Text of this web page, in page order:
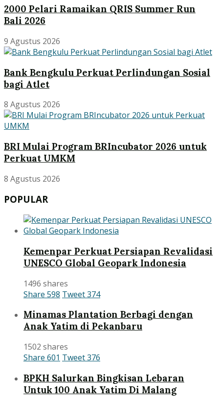
2000 Pelari Ramaikan QRIS Summer Run
Bali 2026
9 Agustus 2026
Bank Bengkulu Perkuat Perlindungan Sosial
bagi Atlet
8 Agustus 2026
BRI Mulai Program BRIncubator 2026 untuk
Perkuat UMKM
8 Agustus 2026
POPULAR
Kemenpar Perkuat Persiapan Revalidasi
UNESCO Global Geopark Indonesia
1496 shares
Share 598 Tweet374
Minamas Plantation Berbagi dengan
Anak Yatim di Pekanbaru
1502 shares
Share 601 Tweet376
BPKH Salurkan Bingkisan Lebaran
Untuk 100 Anak Yatim Di Malang